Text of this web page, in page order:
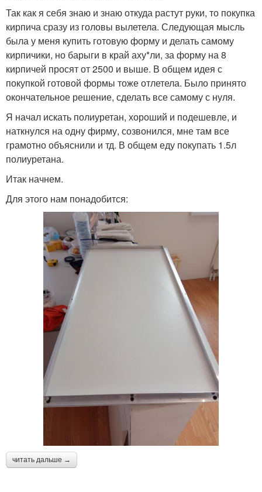
Так как я себя знаю и знаю откуда растут руки, то покупка
кирпича сразу из головы вылетела. Следующая мысль
была у меня купить готовую форму и делать самому
кирпичики, но барыги в край аху*ли, за форму на 8
кирпичей просят от 2500 и выше. В общем идея с
покупкой готовой формы тоже отлетела. Было принято
окончательное решение, сделать все самому с нуля.
Я начал искать полиуретан, хороший и подешевле, и
наткнулся на одну фирму, созвонился, мне там все
грамотно объяснили и тд. В общем еду покупать 1.5л
полиуретана.
Итак начнем.
Для этого нам понадобится:
читать дальше →